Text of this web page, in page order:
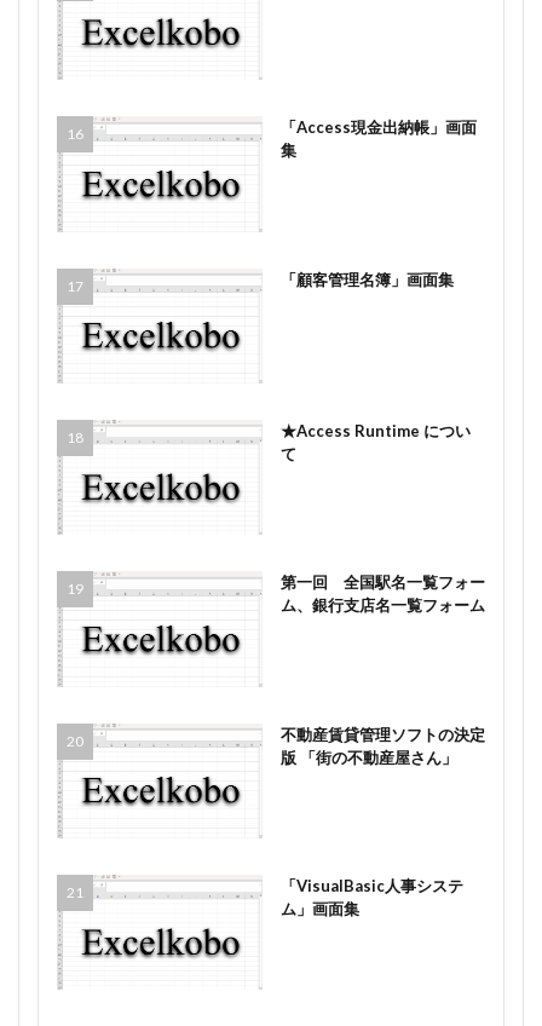
「Access現金出納帳」画面
集
「顧客管理名簿」画面集
★Access Runtime につい
て
第一回 全国駅名一覧フォー
ム、銀行支店名一覧フォーム
不動産賃貸管理ソフトの決定
版 「街の不動産屋さん」
「VisualBasic人事システ
ム」画面集